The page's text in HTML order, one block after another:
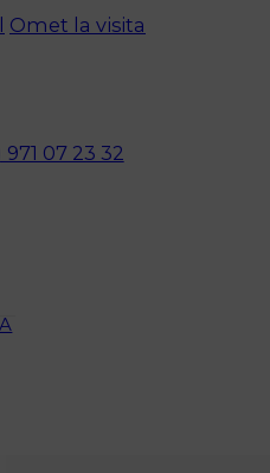
Omet la visita
971 07 23 32